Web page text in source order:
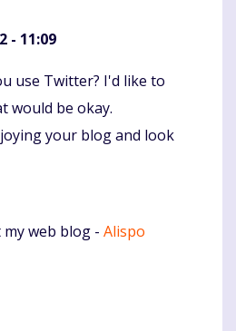
- 11:09
use Twitter? I'd like to
would be okay.
your blog and look
web blog - Alispo